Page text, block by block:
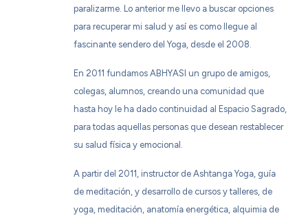
paralizarme. Lo anterior me llevo a buscar opciones
para recuperar mi salud y así es como llegue al
fascinante sendero del Yoga, desde el 2008.
En 2011 fundamos ABHYASI un grupo de amigos,
colegas, alumnos, creando una comunidad que
hasta hoy le ha dado continuidad al Espacio Sagrado,
para todas aquellas personas que desean restablecer
su salud física y emocional.
A partir del 2011, instructor de Ashtanga Yoga, guía
de meditación, y desarrollo de cursos y talleres, de
yoga, meditación, anatomía energética, alquimia de